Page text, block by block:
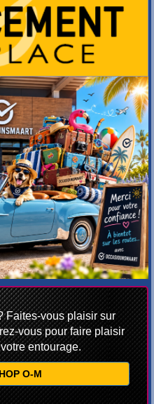
Faites-vous plaisir sur
vous pour faire plaisir
entourage.
O-M